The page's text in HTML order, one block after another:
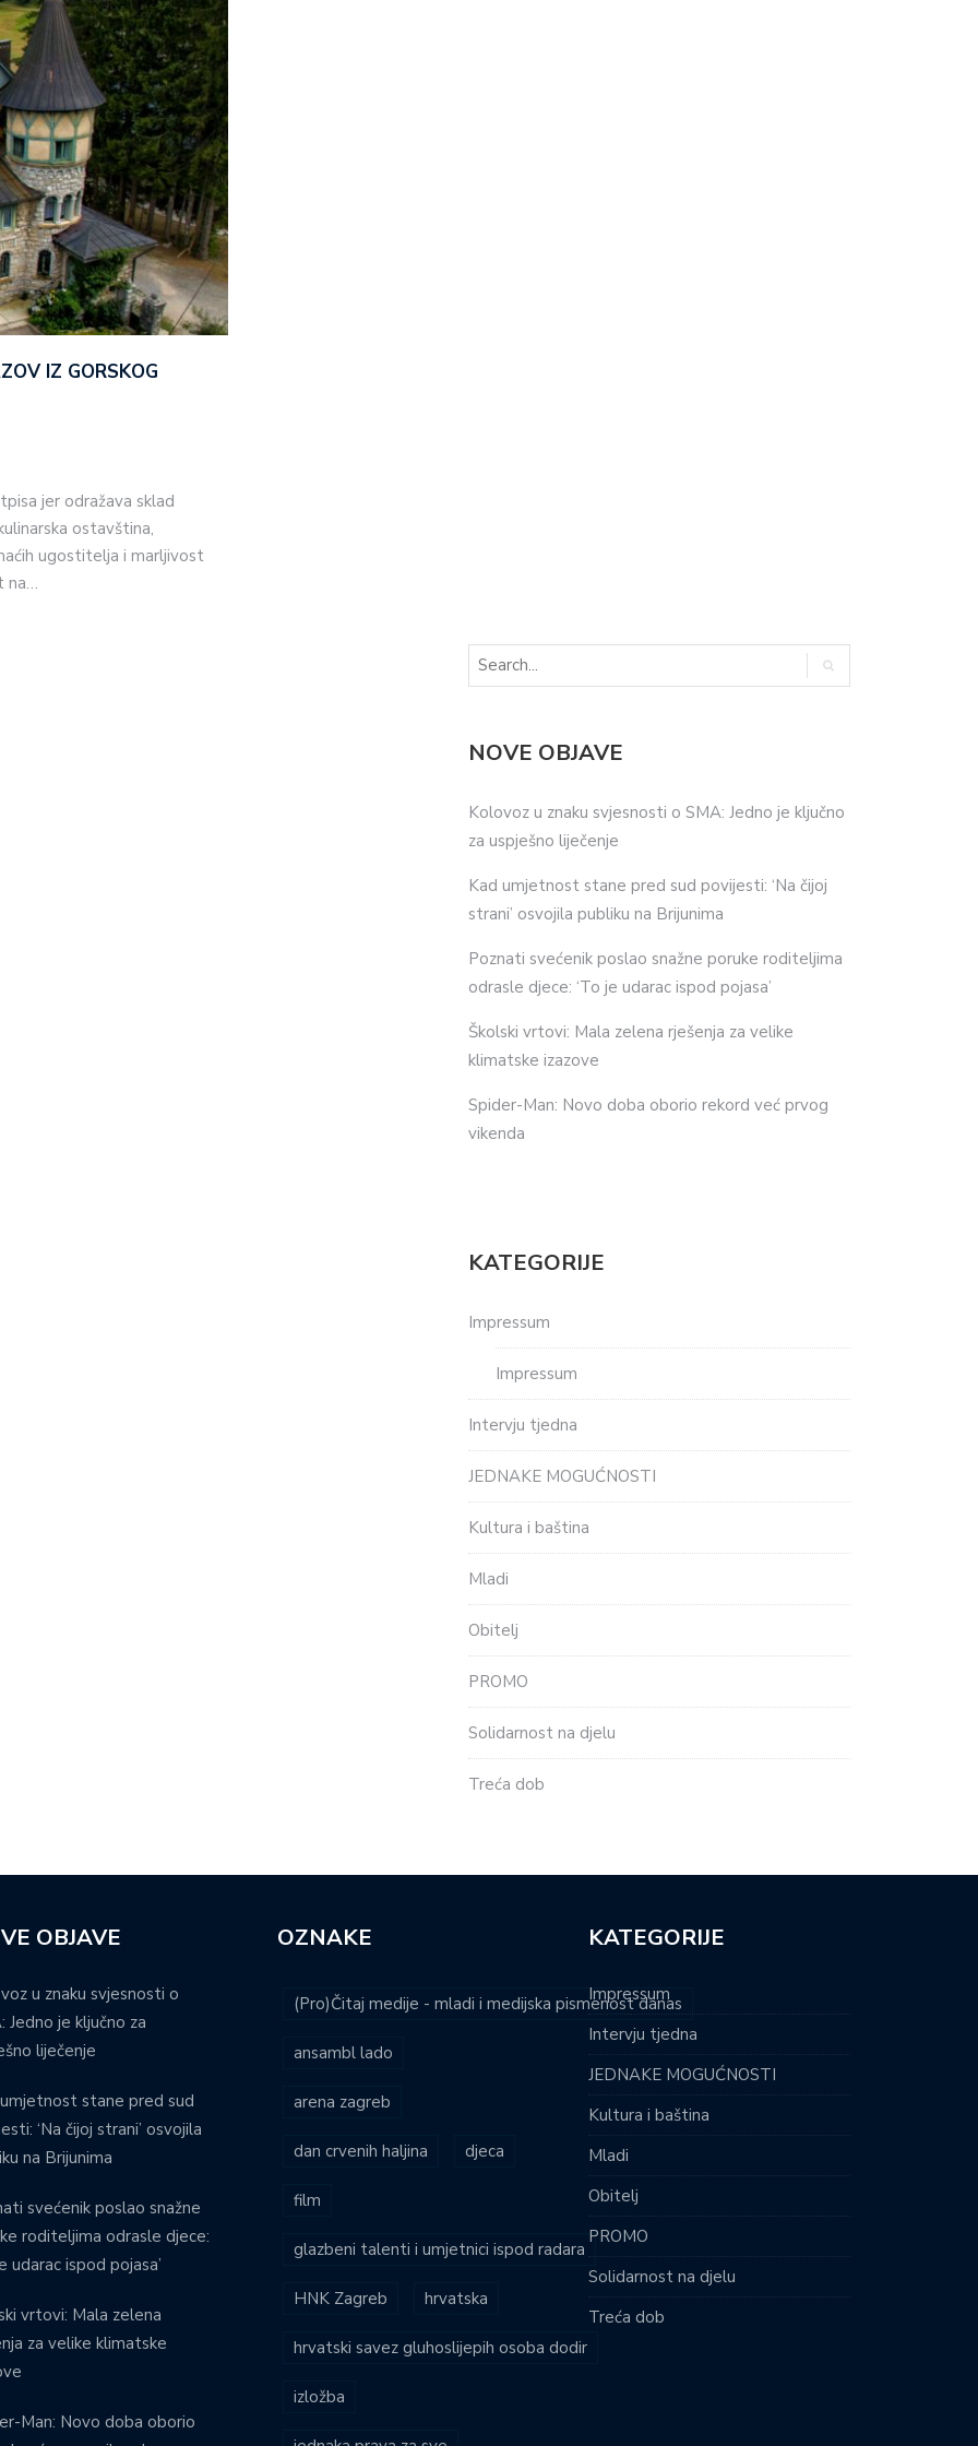
IZ GORSKOG
jer odražava sklad
ostavština,
ugostitelja i marljivost
na…
NOVE OBJAVE
Kolovoz u znaku svjesnosti o SMA: Jedno je ključno
za uspješno liječenje
Kad umjetnost stane pred sud povijesti: ‘Na čijoj
strani’ osvojila publiku na Brijunima
Poznati svećenik poslao snažne poruke roditeljima
odrasle djece: ‘To je udarac ispod pojasa’
Školski vrtovi: Mala zelena rješenja za velike
klimatske izazove
Spider-Man: Novo doba oborio rekord već prvog
vikenda
KATEGORIJE
Impressum
Impressum
Intervju tjedna
JEDNAKE MOGUĆNOSTI
Kultura i baština
Mladi
Obitelj
PROMO
Solidarnost na djelu
Treća dob
OBJAVE
u znaku svjesnosti o
Jedno je ključno za
liječenje
stane pred sud
‘Na čijoj strani’ osvojila
na Brijunima
svećenik poslao snažne
roditeljima odrasle djece:
udarac ispod pojasa’
vrtovi: Mala zelena
za velike klimatske
Man: Novo doba oborio
OZNAKE
(Pro)Čitaj medije - mladi i medijska pismenost danas
ansambl lado
arena zagreb
dan crvenih haljina djeca
film
glazbeni talenti i umjetnici ispod radara
HNK Zagreb hrvatska
hrvatski savez gluhoslijepih osoba dodir
izložba
KATEGORIJE
Impressum
Intervju tjedna
JEDNAKE MOGUĆNOSTI
Kultura i baština
Mladi
Obitelj
PROMO
Solidarnost na djelu
Treća dob